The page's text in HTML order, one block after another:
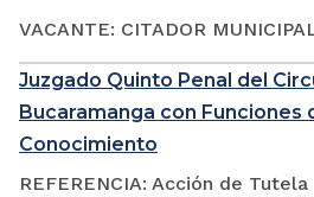
VACANTE: CITADOR
Juzgado Quinto Penal del
Bucaramanga con Funciones
Conocimiento
REFERENCIA: Acción de Tutela